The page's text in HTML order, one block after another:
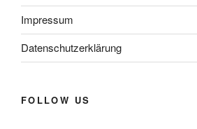
Impressum
Datenschutzerklärung
FOLLOW US